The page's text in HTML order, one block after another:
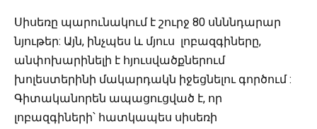
Սիսեռը պարունակում է շուրջ 80 սնննդարար
նյութեր: Այն, ինչպես և մյուս լոբազգիները,
անփոխարինելի է հյուսվածքներում
խոլեստերինի մակարդակն իջեցնելու գործում :
Գիտականորեն ապացուցված է, որ
լոբազգիների՝ հատկապես սիսեռի